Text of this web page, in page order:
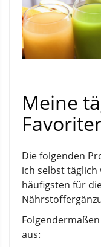
Meine
Die folgenden
ich selbst täglich
häufigsten für
aus: